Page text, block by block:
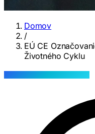
Domov
/
EÚ CE
Životného Cyklu